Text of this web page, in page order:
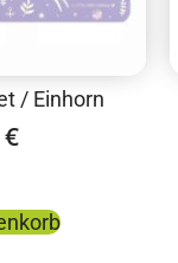
/ Einhorn
€